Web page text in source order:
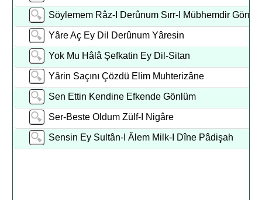
Söylemem Râz-I Derûnum Sırr-I Mübhemdir Gönül
Yâre Aç Ey Dil Derûnum Yâresin
Yok Mu Hâlâ Şefkatin Ey Dil-Sitan
Yârin Saçını Çözdü Elim Muhterizâne
Sen Ettin Kendine Efkende Gönlüm
Ser-Beste Oldum Zülf-I Nigâre
Sensin Ey Sultân-I Âlem Milk-I Dîne Pâdişah